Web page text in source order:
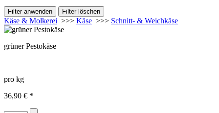
Käse & Molkerei >>> Käse >>> Schnitt- & Weichkäse
grüner Pestokäse
pro kg
36,90 € *